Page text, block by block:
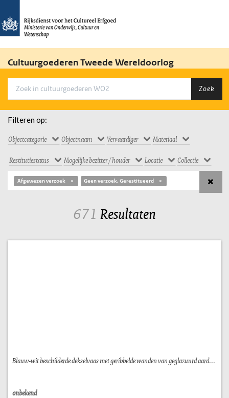
Cultuurgoederen Tweede Wereldoorlog
Zoek
Filteren op:
Objectcategorie Objectnaam Vervaardiger Materiaal
Restitutiestatus Mogelijke bezitter / houder Locatie Collectie
Afgewezen verzoek Geen verzoek, Gerestitueerd
671 Resultaten
Blauw-wit beschilderde dekselvaas met geribbelde wanden van geglazuurd aard...
onbekend